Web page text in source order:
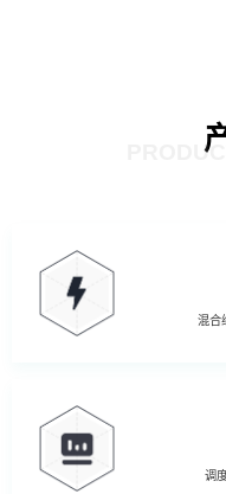
混合
调